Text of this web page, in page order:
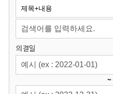
회
의결일
~